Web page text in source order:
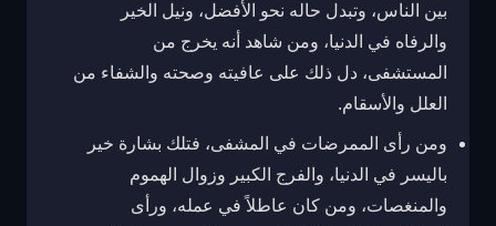
بين الناس، وتبدل حاله نحو الأفضل، ونيل الخير
والرفاه في الدنيا، ومن شاهد أنه يخرج من
المستشفى، دل ذلك على عافيته وصحته والشفاء من
العلل والأسقام.
ومن رأى الممرضات في المشفى، فتلك بشارة خير
باليسر في الدنيا، والفرج الكبير وزوال الهموم
والمنغصات، ومن كان عاطلاً في عمله، ورأى